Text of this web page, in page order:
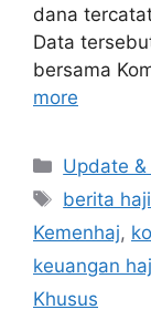
dana
Data
bersama
more
Update
Tags
berita haji
Kemenhaj,
keuangan
Khusus